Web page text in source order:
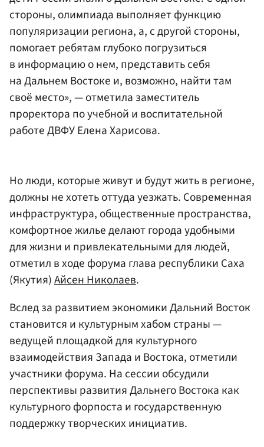
стороны, олимпиада выполняет функцию
популяризации региона, а, с другой стороны,
помогает ребятам глубоко погрузиться
в информацию о нем, представить себя
на Дальнем Востоке и, возможно, найти там
своё место», — отметила заместитель
проректора по учебной и воспитательной
работе ДВФУ Елена Харисова.
Но люди, которые живут и будут жить в регионе,
должны не хотеть оттуда уезжать. Современная
инфраструктура, общественные пространства,
комфортное жилье делают города удобными
для жизни и привлекательными для людей,
отметил в ходе форума глава республики Саха
(Якутия)Айсен Николаев.
Вслед за развитием экономики Дальний Восток
становится и культурным хабом страны —
ведущей площадкой для культурного
взаимодействия Запада и Востока, отметили
участники форума. На сессии обсудили
перспективы развития Дальнего Востока как
культурного форпоста и государственную
поддержку творческих инициатив.